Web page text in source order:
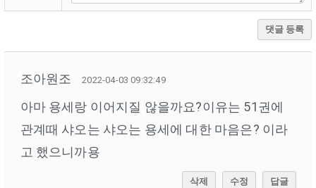
댓글 등록
조아원조 2022-04-03 09:32:49
아마 용세랑 이어지질 않을까요?이유는 51권에
관계때 샤오는 샤오는 용세에 대한 마음은? 이라
고 했으니까용
삭제 수정 답글